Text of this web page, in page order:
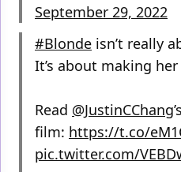
September 29, 2022
#Blonde isn’t really
It’s about making her
Read @JustinCChang
film: https://t.co/
pic.twitter.com/